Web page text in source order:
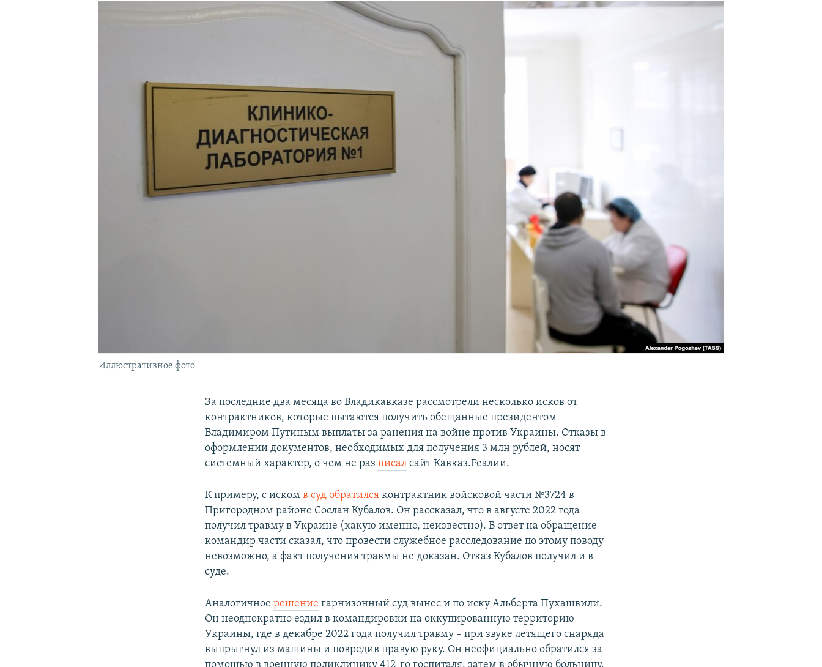
Иллюстративное фото
За последние два месяца во Владикавказе рассмотрели несколько исков от
контрактников, которые пытаются получить обещанные президентом
Владимиром Путиным выплаты за ранения на войне против Украины. Отказы в
оформлении документов, необходимых для получения 3 млн рублей, носят
системный характер, о чем не разписал сайт Кавказ.Реалии.
К примеру, с иском в суд обратился контрактник войсковой части №3724 в
Пригородном районе Сослан Кубалов. Он рассказал, что в августе 2022 года
получил травму в Украине (какую именно, неизвестно). В ответ на обращение
командир части сказал, что провести служебное расследование по этому поводу
невозможно, а факт получения травмы не доказан. Отказ Кубалов получил и в
суде.
Аналогичноерешение гарнизонный суд вынес и по иску Альберта Пухашвили.
Он неоднократно ездил в командировки на оккупированную территорию
Украины, где в декабре 2022 года получил травму – при звуке летящего снаряда
выпрыгнул из машины и повредив правую руку. Он неофициально обратился за